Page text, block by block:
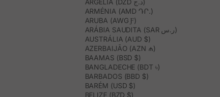
ARGÉLIA (DZD د.ج)
ARMÉNIA (AMD ԴՐ.)
ARUBA (AWG Ƒ)
ARÁBIA SAUDITA (SAR ر.س)
AUSTRÁLIA (AUD $)
AZERBAIJÃO (AZN ₼)
BAAMAS (BSD $)
BANGLADECHE (BDT ৳)
BARBADOS (BBD $)
BARÉM (USD $)
BELIZE (BZD $)